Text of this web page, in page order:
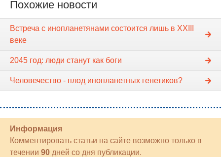
Похожие новости
Встреча с инопланетянами состоится лишь в XXIII
веке
2045 год: люди станут как боги
Человечество - плод инопланетных генетиков?
Информация
Комментировать статьи на сайте возможно только в
течении 90 дней со дня публикации.